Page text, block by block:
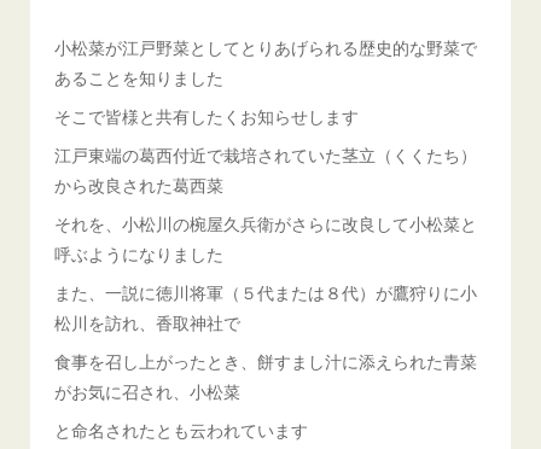
小松菜が江戸野菜としてとりあげられる歴史的な野菜で
あることを知りました
そこで皆様と共有したくお知らせします
江戸東端の葛西付近で栽培されていた茎立（くくたち）
から改良された葛西菜
それを、小松川の椀屋久兵衛がさらに改良して小松菜と
呼ぶようになりました
また、一説に徳川将軍（５代または８代）が鷹狩りに小
松川を訪れ、香取神社で
食事を召し上がったとき、餅すまし汁に添えられた青菜
がお気に召され、小松菜
と命名されたとも云われています